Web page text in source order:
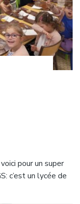
pour un super
c’est un lycée de